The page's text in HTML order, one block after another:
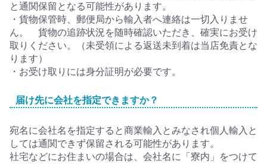
と通関保留となる可能性があります。
・貨物保管時、郵便局から輸入者へ連絡は一切入りませ
ん。 貨物の追跡状況を随時確認いただき、確実にお受け
取りください。（未受領による返送未到着は当店免責とな
ります）
・お受け取りには身分証明が必要です。
届け先に会社を指定できますか？
宛名に会社名を指定すると商業輸入とみなされ個人輸入と
しては通関できず保留される可能性があります。
社宅などにお住まいの場合は、会社名に「寮内」をつけて